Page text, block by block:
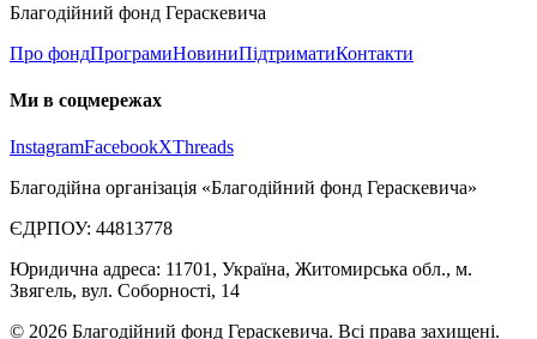
Благодійний фонд Гераскевича
Про фондПрограмиНовиниПідтриматиКонтакти
Ми в соцмережах
InstagramFacebookXThreads
Благодійна організація «Благодійний фонд Гераскевича»
ЄДРПОУ: 44813778
Юридична адреса: 11701, Україна, Житомирська обл., м.
Звягель, вул. Соборності, 14
© 2026 Благодійний фонд Гераскевича. Всі права захищені.